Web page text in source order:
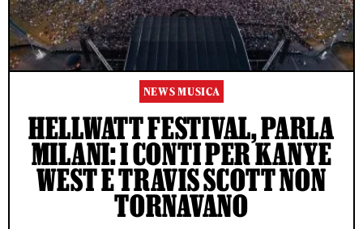
NEWS MUSICA
HELLWATT FESTIVAL, PARLA
MILANI: I CONTI PER KANYE
WEST E TRAVIS SCOTT NON
TORNAVANO